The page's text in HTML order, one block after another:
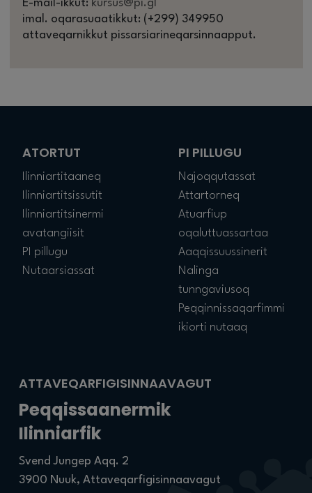
E-mail-ikkut: kursus@pi.gl
imal. oqarasuaatikkut: (+299) 349950
attaveqarnikkut pissarsiarineqarsinnaapput.
ATTAVEQARFIGISINNAAVAGUT
Peqqissaanermik
Ilinniarfik
Svend Jungep Aqq. 2
3900 Nuuk, Attaveqarfigisinnaavagut
ATORTUT
Ilinniartitaaneq
Ilinniartitsissutit
Ilinniartitsinermi
avatangiisit
PI pillugu
Nutaarsiassat
PI PILLUGU
Najoqqutassat
Attartorneq
Atuarfiup
oqaluttuassartaa
Aaqqissuussinerit
Nalinga
tunngaviusoq
Peqqinnissaqarfimmi
ikiorti nutaaq